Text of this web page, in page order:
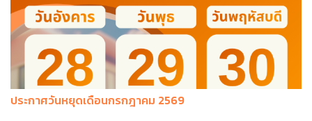
ประกาศวันหยุดเดือนกรกฎาคม 2569